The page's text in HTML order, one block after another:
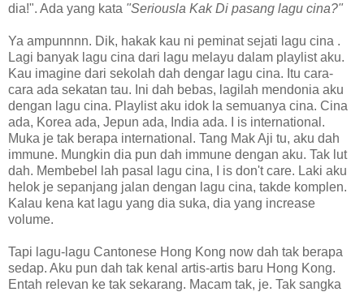
dia!". Ada yang kata "Seriousla Kak Di pasang lagu cina?"
Ya ampunnnn. Dik, hakak kau ni peminat sejati lagu cina .
Lagi banyak lagu cina dari lagu melayu dalam playlist aku.
Kau imagine dari sekolah dah dengar lagu cina. Itu cara-
cara ada sekatan tau. Ini dah bebas, lagilah mendonia aku
dengan lagu cina. Playlist aku idok la semuanya cina. Cina
ada, Korea ada, Jepun ada, India ada. I is international.
Muka je tak berapa international. Tang Mak Aji tu, aku dah
immune. Mungkin dia pun dah immune dengan aku. Tak lut
dah. Membebel lah pasal lagu cina, I is don't care. Laki aku
helok je sepanjang jalan dengan lagu cina, takde komplen.
Kalau kena kat lagu yang dia suka, dia yang increase
volume.
Tapi lagu-lagu Cantonese Hong Kong now dah tak berapa
sedap. Aku pun dah tak kenal artis-artis baru Hong Kong.
Entah relevan ke tak sekarang. Macam tak, je. Tak sangka